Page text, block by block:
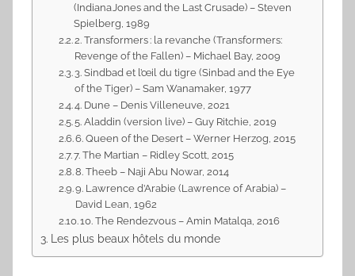
(Indiana Jones and the Last Crusade) – Steven
Spielberg, 1989
2. Transformers : la revanche (Transformers:
Revenge of the Fallen) – Michael Bay, 2009
3. Sindbad et l’œil du tigre (Sinbad and the Eye
of the Tiger) – Sam Wanamaker, 1977
4. Dune – Denis Villeneuve, 2021
5. Aladdin (version live) – Guy Ritchie, 2019
6. Queen of the Desert – Werner Herzog, 2015
7. The Martian – Ridley Scott, 2015
8. Theeb – Naji Abu Nowar, 2014
9. Lawrence d’Arabie (Lawrence of Arabia) –
David Lean, 1962
10. The Rendezvous – Amin Matalqa, 2016
Les plus beaux hôtels du monde